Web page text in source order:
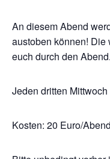
An diesem Abend
austoben können!
euch durch den Abend.
Jeden dritten
Kosten: 20 Euro/